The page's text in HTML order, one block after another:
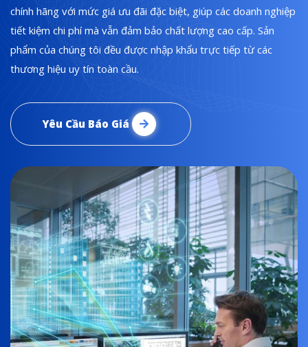
chính hãng với mức giá ưu đãi đặc biệt, giúp các doanh nghiệp
tiết kiệm chi phí mà vẫn đảm bảo chất lượng cao cấp. Sản
phẩm của chúng tôi đều được nhập khẩu trực tiếp từ các
thương hiệu uy tín toàn cầu.
Yêu Cầu Báo Giá